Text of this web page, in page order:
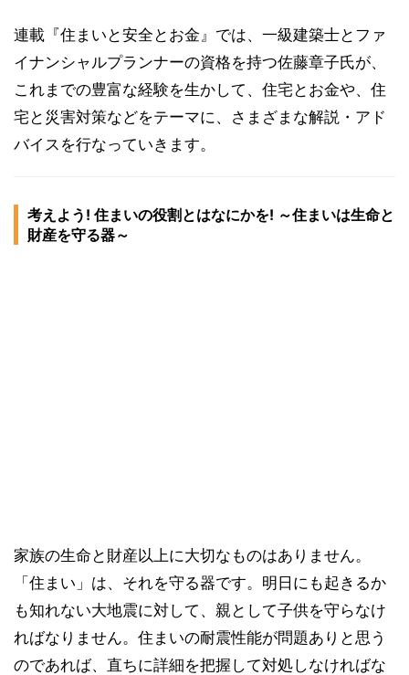
連載『住まいと安全とお金』では、一級建築士とファ
イナンシャルプランナーの資格を持つ佐藤章子氏が、
これまでの豊富な経験を生かして、住宅とお金や、住
宅と災害対策などをテーマに、さまざまな解説・アド
バイスを行なっていきます。
考えよう! 住まいの役割とはなにかを! ～住まいは生命と
財産を守る器～
家族の生命と財産以上に大切なものはありません。
「住まい」は、それを守る器です。明日にも起きるか
も知れない大地震に対して、親として子供を守らなけ
ればなりません。住まいの耐震性能が問題ありと思う
のであれば、直ちに詳細を把握して対処しなければな